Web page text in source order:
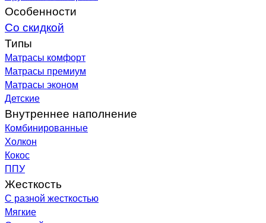
Особенности
Со скидкой
Типы
Матрасы комфорт
Матрасы премиум
Матрасы эконом
Детские
Внутреннее наполнение
Комбинированные
Холкон
Кокос
ППУ
Жесткость
С разной жесткостью
Мягкие